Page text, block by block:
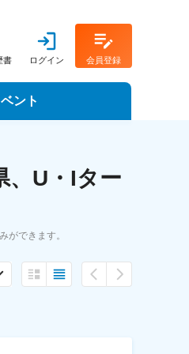
書 ログイン 会員登録
ント
セミナー
、U・Iター
ができます。